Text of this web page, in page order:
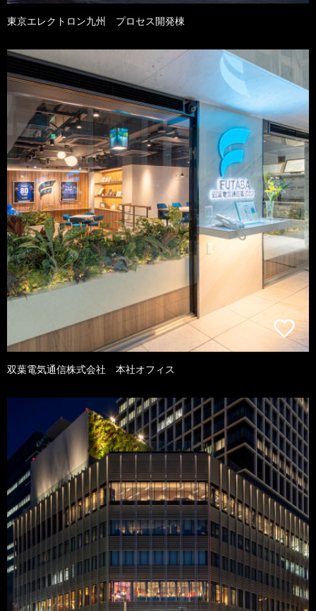
東京エレクトロン九州 プロセス開発棟
双葉電気通信株式会社 本社オフィス